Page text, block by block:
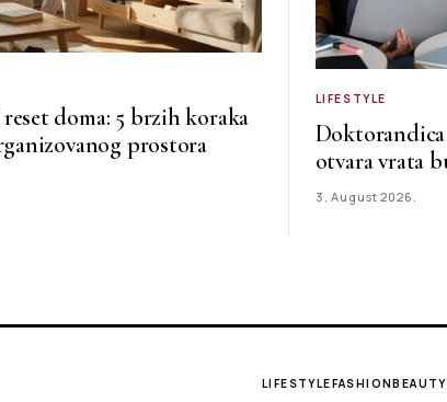
doma: 5 brzih koraka
prostora
LIFESTYLE
otvara vrata
3. August 2026.
LIFESTYLEFASHION